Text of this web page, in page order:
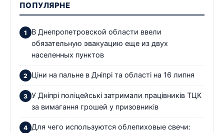
ПОПУЛЯРНЕ
В Днепропетровской области ввели
обязательную эвакуацию еще из двух
населенных пунктов
Ціни на пальне в Дніпрі та області на 16 липня
У Дніпрі поліцейські затримали працівників ТЦК
за вимагання грошей у призовників
Для чего используются облепиховые свечи: